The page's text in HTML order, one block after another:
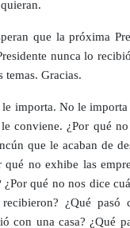
que la próxima
nunca lo
temas. Gracias.
importa. No le
conviene. ¿Por qué
que le acaban de
no exhibe las
qué no nos dice
¿Qué pasó
con una casa? ¿Qué